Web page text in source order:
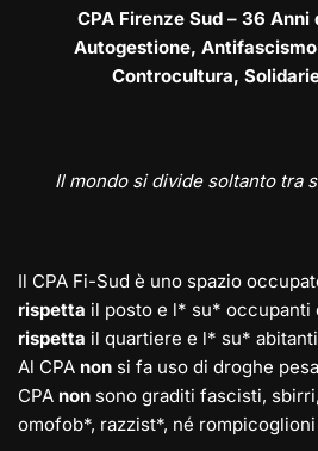
CPA Firenze Sud – 36
Autogestione,
Controcultura,
Il mondo si divide soltanto tra
Il CPA Fi-Sud è uno spazio
rispetta il posto e l* su* occupanti
rispetta il quartiere e l* su*
Al CPA non si fa uso di droghe
CPA non sono graditi fascisti,
omofob*, razzist*, né